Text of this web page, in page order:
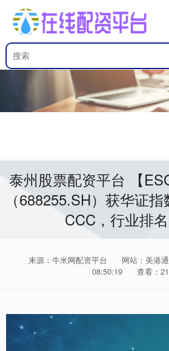
泰州股票配资平台 【
（688255.SH）获华证
CCC，行业排
来源：牛米网配资平台 网站：美港
08:50:19
查看：